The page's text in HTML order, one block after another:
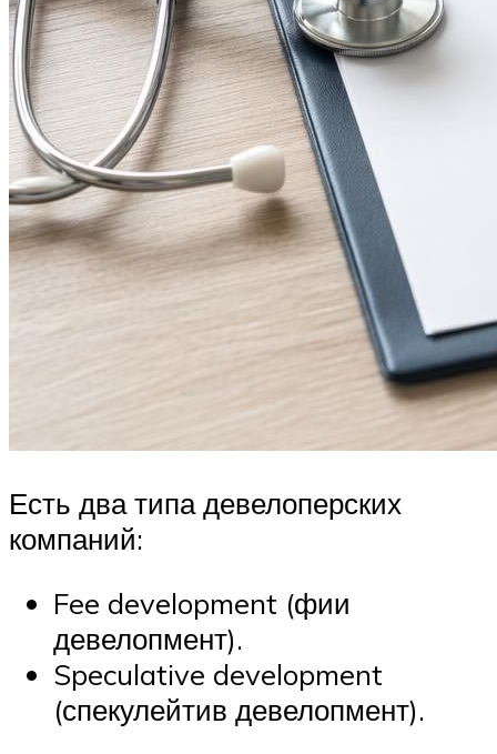
Есть два типа девелоперских
компаний:
Fee development (фии
девелопмент).
Speculative development
(спекулейтив девелопмент).